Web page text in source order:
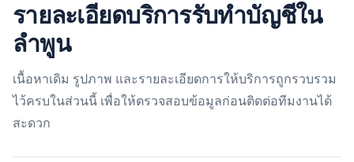
รายละเอียดบริการรับทำบัญชีใน
ลำพูน
เนื้อหาเดิม รูปภาพ และรายละเอียดการให้บริการถูกรวบรวม
ไว้ครบในส่วนนี้ เพื่อให้ตรวจสอบข้อมูลก่อนติดต่อทีมงานได้
สะดวก